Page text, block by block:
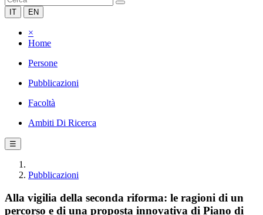
IT EN
×
Home
Persone
Pubblicazioni
Facoltà
Ambiti Di Ricerca
☰
Pubblicazioni
Alla vigilia della seconda riforma: le ragioni di un
percorso e di una proposta innovativa di Piano di